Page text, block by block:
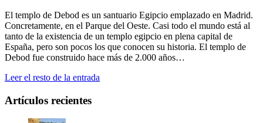
El templo de Debod es un santuario Egipcio emplazado en Madrid.
Concretamente, en el Parque del Oeste. Casi todo el mundo está al
tanto de la existencia de un templo egipcio en plena capital de
España, pero son pocos los que conocen su historia. El templo de
Debod fue construido hace más de 2.000 años…
Leer el resto de la entrada
Artículos recientes